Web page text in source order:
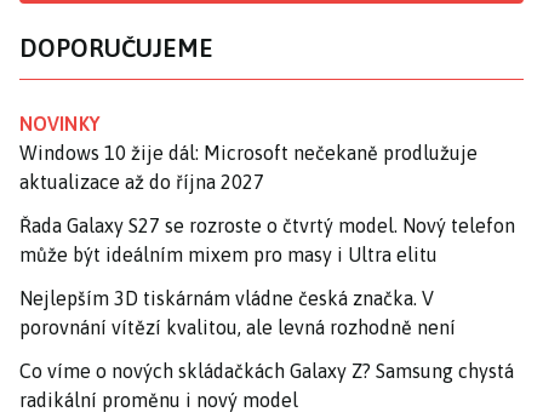
DOPORUČUJEME
NOVINKY
Windows 10 žije dál: Microsoft nečekaně prodlužuje
aktualizace až do října 2027
Řada Galaxy S27 se rozroste o čtvrtý model. Nový telefon
může být ideálním mixem pro masy i Ultra elitu
Nejlepším 3D tiskárnám vládne česká značka. V
porovnání vítězí kvalitou, ale levná rozhodně není
Co víme o nových skládačkách Galaxy Z? Samsung chystá
radikální proměnu i nový model